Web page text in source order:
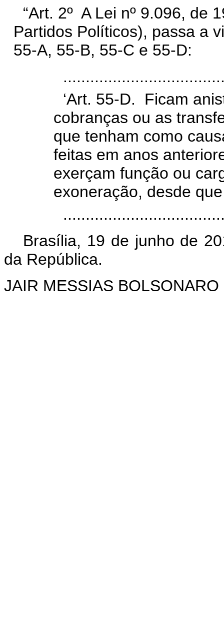
“Art. 2º A Lei nº 9.096, de
Partidos Políticos), passa a
55-A, 55-B, 55-C e 55-D:
‘Art. 55-D. Ficam
cobranças ou as
que tenham como
feitas em anos
exerçam função ou
exoneração, desde
Brasília, 19 de junho de
da República.
JAIR MESSIAS BOLSONARO